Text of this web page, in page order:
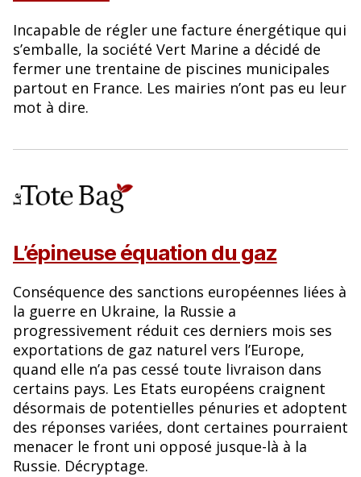
Incapable de régler une facture énergétique qui
s’emballe, la société Vert Marine a décidé de
fermer une trentaine de piscines municipales
partout en France. Les mairies n’ont pas eu leur
mot à dire.
L’épineuse équation du gaz
Conséquence des sanctions européennes liées à
la guerre en Ukraine, la Russie a
progressivement réduit ces derniers mois ses
exportations de gaz naturel vers l’Europe,
quand elle n’a pas cessé toute livraison dans
certains pays. Les Etats européens craignent
désormais de potentielles pénuries et adoptent
des réponses variées, dont certaines pourraient
menacer le front uni opposé jusque-là à la
Russie. Décryptage.